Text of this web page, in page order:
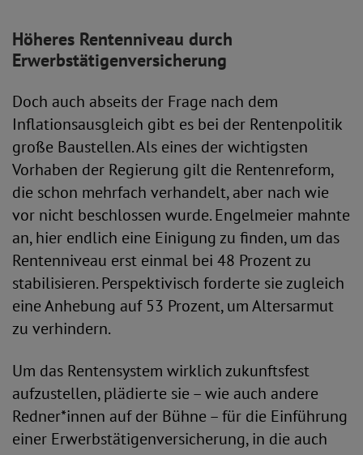
Höheres Rentenniveau durch
Erwerbstätigenversicherung
Doch auch abseits der Frage nach dem
Inflationsausgleich gibt es bei der Rentenpolitik
große Baustellen. Als eines der wichtigsten
Vorhaben der Regierung gilt die Rentenreform,
die schon mehrfach verhandelt, aber nach wie
vor nicht beschlossen wurde. Engelmeier mahnte
an, hier endlich eine Einigung zu finden, um das
Rentenniveau erst einmal bei 48 Prozent zu
stabilisieren. Perspektivisch forderte sie zugleich
eine Anhebung auf 53 Prozent, um Altersarmut
zu verhindern.
Um das Rentensystem wirklich zukunftsfest
aufzustellen, plädierte sie – wie auch andere
Redner*innen auf der Bühne – für die Einführung
einer Erwerbstätigenversicherung, in die auch